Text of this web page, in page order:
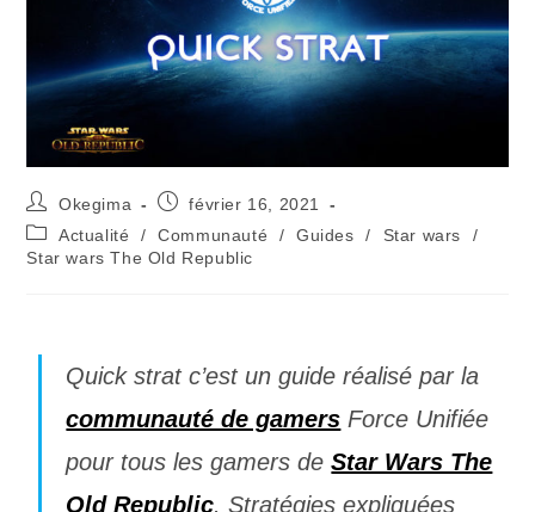
Okegima
février 16, 2021
Actualité
/ Communauté / Guides / Star wars
/
Star wars The Old Republic
Quick strat c’est un guide réalisé par la
communauté de gamers Force Unifiée
pour tous les gamers deStar Wars The
Old Republic. Stratégies expliquées